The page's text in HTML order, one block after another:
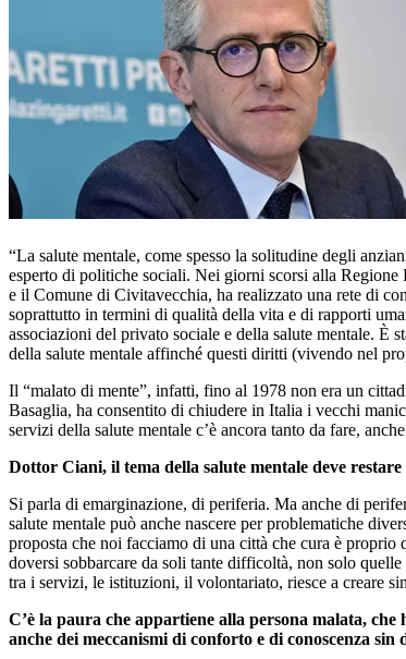
“La salute mentale, come spesso la solitudine degli
esperto di politiche sociali. Nei giorni scorsi alla
e il Comune di Civitavecchia, ha realizzato una rete di
soprattutto in termini di qualità della vita e di rapporti
associazioni del privato sociale e della salute mentale. È
della salute mentale affinché questi diritti (vivendo nel
Il “malato di mente”, infatti, fino al 1978 non era un
Basaglia, ha consentito di chiudere in Italia i vecchi
servizi della salute mentale c’è ancora tanto da fare,
Dottor Ciani, il tema della salute mentale deve
Si parla di emarginazione, di periferia. Ma anche di
salute mentale può anche nascere per problematiche
proposta che noi facciamo di una città che cura è
doversi sobbarcare da soli tante difficoltà, non solo
tra i servizi, le istituzioni, il volontariato, riesce a creare
C’è la paura che appartiene alla persona malata,
anche dei meccanismi di conforto e di conoscenza sin